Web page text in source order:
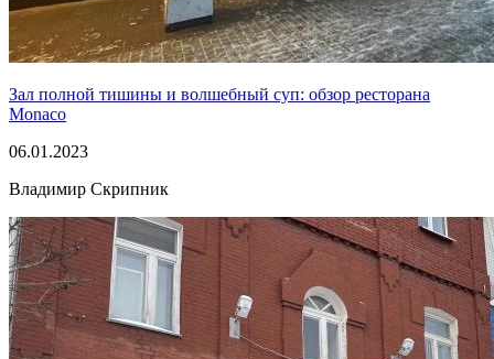
Зал полной тишины и волшебный суп: обзор ресторана
Monaco
06.01.2023
Владимир Скрипник